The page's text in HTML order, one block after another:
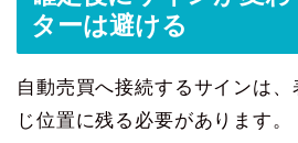
ターは避ける
自動売買へ接続するサインは、
じ位置に残る必要があります。